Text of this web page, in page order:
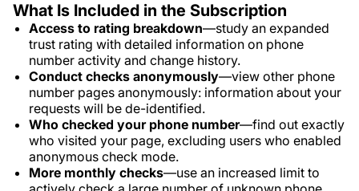
What Is Included in the Subscription
Access to rating breakdown—study an expanded
trust rating with detailed information on phone
number activity and change history.
Conduct checks anonymously—view other phone
number pages anonymously: information about your
requests will be de-identified.
Who checked your phone number—find out exactly
who visited your page, excluding users who enabled
anonymous check mode.
More monthly checks—use an increased limit to